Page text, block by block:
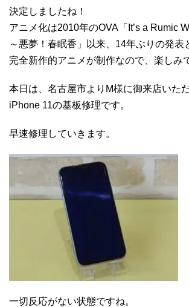
決定しましたね！
アニメ化は2010年のOVA「It’s a Rumic
～悪夢！春眠香」以来、14年ぶりの発表
完全新作的アニメが制作なので、楽しみ
本日は、名古屋市よりM様に御来店いた
iPhone 11の基板修理です。
早速修理していきます。
一切反応がない状態ですね。